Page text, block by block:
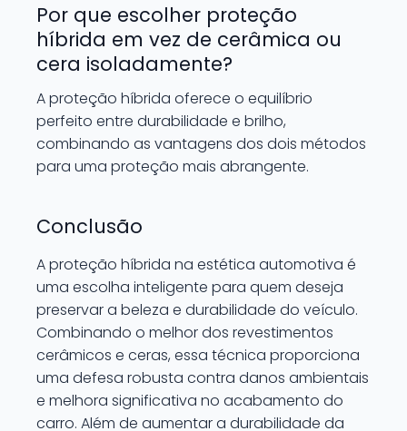
Por que escolher proteção
híbrida em vez de cerâmica ou
cera isoladamente?
A proteção híbrida oferece o equilíbrio
perfeito entre durabilidade e brilho,
combinando as vantagens dos dois métodos
para uma proteção mais abrangente.
Conclusão
A proteção híbrida na estética automotiva é
uma escolha inteligente para quem deseja
preservar a beleza e durabilidade do veículo.
Combinando o melhor dos revestimentos
cerâmicos e ceras, essa técnica proporciona
uma defesa robusta contra danos ambientais
e melhora significativa no acabamento do
carro. Além de aumentar a durabilidade da